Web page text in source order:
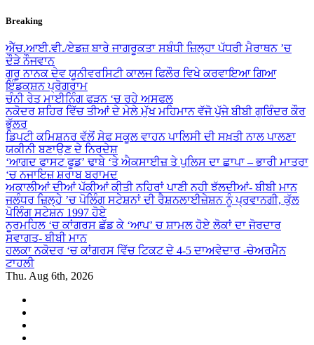
Skip
content
Breaking
ਐੱਚ.ਆਈ.ਵੀ./ਏਡਜ਼ ਬਾਰੇ ਜਾਗਰੂਕਤਾ ਸਬੰਧੀ ਜ਼ਿਲ੍ਹਾ ਪੱਧਰੀ ਮੈਰਾਥਨ ’ਚ
ਦੌੜੇ ਨੌਜਵਾਨ
ਗੁਰੂ ਨਾਨਕ ਦੇਵ ਯੂਨੀਵਰਸਿਟੀ ਕਾਲਜ ਫਿਲੌਰ ਵਿਖੇ ਕਰਵਾਇਆ ਗਿਆ
ਇੰਡਕਸ਼ਨ ਪ੍ਰੋਗਰਾਮ
ਚੰਨੀ ਰੇਤ ਮਾਈਨਿੰਗ ਫੜਨ ‘ਚ ਰਹੇ ਅਸਫਲ
ਨਕੋਦਰ ਸ਼ਹਿਰ ਵਿੱਚ ਤੀਆਂ ਦੇ ਮੇਲੇ ਮੁੱਖ ਮਹਿਮਾਨ ਵੱਜੋ ਪੁੱਜੇ ਬੀਬੀ ਗੁਰਿੰਦਰ ਕੌਰ
ਭੁੱਲਰ
ਡਿਪਟੀ ਕਮਿਸ਼ਨਰ ਵੱਲੋਂ ਸੇਫ ਸਕੂਲ ਵਾਹਨ ਪਾਲਿਸੀ ਦੀ ਸਖ਼ਤੀ ਨਾਲ ਪਾਲਣਾ
ਯਕੀਨੀ ਬਣਾਉਣ ਦੇ ਨਿਰਦੇਸ਼
‘ਆਗਦ ਫਾਸਟ ਫੂਡ’ ਢਾਬੇ ‘ਤੇ ਐਕਸਾਈਜ਼ ਤੇ ਪੁਲਿਸ ਦਾ ਛਾਪਾ – ਭਾਰੀ ਮਾਤਰਾ
‘ਚ ਨਜਾਇਜ਼ ਸ਼ਰਾਬ ਬਰਾਮਦ
ਅਕਾਲੀਆਂ ਦੀਆਂ ਪੱਕੀਆਂ ਕੀਤੀ ਨਹਿਰਾਂ ਪਾਣੀ ਨਹੀ ਝੱਲਦੀਆਂ- ਬੀਬੀ ਮਾਨ
ਜਲੰਧਰ ਜ਼ਿਲ੍ਹੇ ’ਚ ਪੋਲਿੰਗ ਸਟੇਸ਼ਨਾਂ ਦੀ ਰੈਸ਼ਨਲਾਈਜ਼ੇਸ਼ਨ ਨੂੰ ਪ੍ਰਵਾਨਗੀ, ਕੁੱਲ
ਪੋਲਿੰਗ ਸਟੇਸ਼ਨ 1997 ਹੋਏ
ਨੂਰਮਹਿਲ ‘ਚ ਕਾਂਗਰਸ ਛੱਡ ਕੇ ‘ਆਪ’ ਚ ਸ਼ਾਮਲ ਹੋਏ ਲੋਕਾਂ ਦਾ ਜੋਰਦਾਰ
ਸਵਾਗਤ- ਬੀਬੀ ਮਾਨ
ਹਲਕਾ ਨਕੋਦਰ ‘ਚ ਕਾਂਗਰਸ ਵਿੱਚ ਟਿਕਟ ਦੇ 4-5 ਦਾਅਵੇਦਾਰ -ਚੇਅਰਮੈਨ
ਟਾਹਲੀ
Thu. Aug 6th, 2026